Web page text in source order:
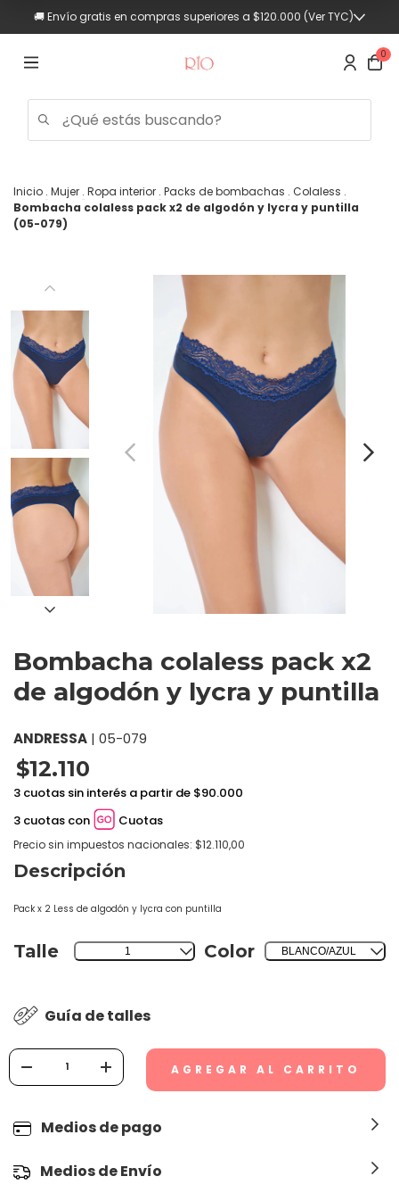
🚚 Envío gratis en compras superiores a $120.000 (Ver TYC)
Hombre
0
Inicio . Mujer . Ropa interior . Packs de bombachas . Colaless .
Bombacha colaless pack x2 de algodón y lycra y puntilla
(05-079)
Bombacha colaless pack x2
de algodón y lycra y puntilla
ANDRESSA | 05-079
$12.110
3 cuotas sin interés a partir de $90.000
3 cuotas con
Cuotas
Precio sin impuestos nacionales: $12.110,00
Descripción
Pack x 2 Less de algodón y lycra con puntilla
Color BLANCO/AZUL
Talle 1
Guía de talles
Medios de pago
Medios de Envío